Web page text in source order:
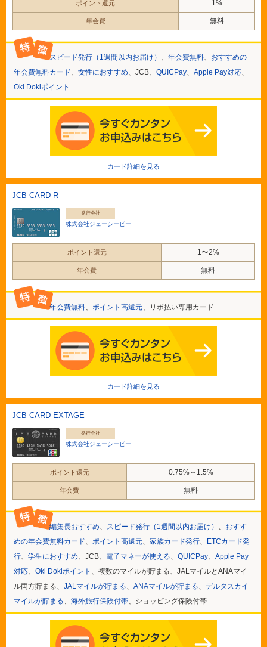
ポイント還元 1%
年会費 無料
スピード発行（1週間以内お届け） 、 年会費無料、 おすすめの
年会費無料カード、 女性におすすめ、JCB、 QUICPay、 Apple Pay対応、
Oki Dokiポイント
カード詳細を見る
JCB CARD R
発行会社
株式会社ジェーシービー
ポイント還元 1〜2%
年会費 無料
年会費無料、 ポイント高還元、リボ払い専用カード
カード詳細を見る
JCB CARD EXTAGE
発行会社
株式会社ジェーシービー
ポイント還元 0.75%～1.5%
年会費 無料
編集長おすすめ、 スピード発行（1週間以内お届け） 、 おすす
めの年会費無料カード、 ポイント高還元、 家族カード発行、
ETCカード発
行、 学生におすすめ、JCB、 電子マネーが使える、 QUICPay、 Apple Pay
対応、 Oki Dokiポイント 、複数のマイルが貯まる、JALマイルとANAマイ
ル両方貯まる、 JALマイルが貯まる、 ANAマイルが貯まる、 デルタスカイ
マイルが貯まる、 海外旅行保険付帯、ショッピング保険付帯